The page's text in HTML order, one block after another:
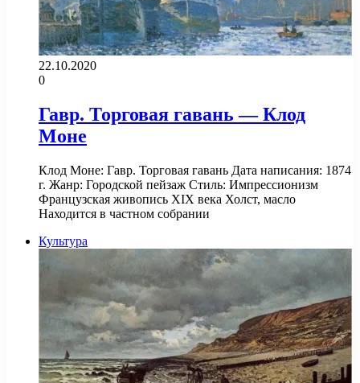
22.10.2020
0
Гавр. Торговая гавань — Клод
Моне
Клод Моне: Гавр. Торговая гавань Дата написания: 1874
г. Жанр: Городской пейзаж Стиль: Импрессионизм
Французская живопись XIX века Холст, масло
Находится в частном собрании
Культура